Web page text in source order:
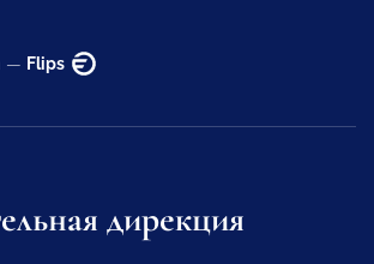
— Flips
дирекция